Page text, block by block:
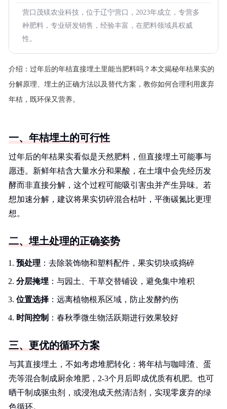
营口茂镁农业科技，位于辽宁营口，2023年成立，专营多
种肥料，专业研发销售，经验丰富，在肥料领域具权威
性。
介绍： 过年后的年桔直接埋土里能当肥料吗？本文揭秘年桔果实的
分解原理、埋土的正确方法以及替代方案，教你如何合理利用废弃
年桔，既环保又营养。
一、年桔埋土的可行性
过年后的年桔果实看似是天然肥料，但直接埋土可能事与
愿违。新鲜年桔含大量水分和果酸，在土壤中会先经历发
酵而非直接分解，这个过程可能吸引害虫并产生异味。若
想加速分解，建议将果实切碎混合枯叶，平衡碳氮比更理
想。
二、埋土处理的正确姿势
预处理 ：去除装饰物和塑料配件，果实切块或捣碎
分层掩埋 ：与园土、干草交替铺设，避免集中堆积
位置选择 ：远离植物根系区域，防止发酵灼伤
时间控制 ：春秋季微生物活跃期进行效果较好
三、更优的循环方案
与其直接埋土，不如考虑堆肥转化：将年桔与咖啡渣、蛋
壳等混合制成厨余堆肥，2-3个月后即成优质有机肥。也可
晒干制成驱虫剂，或浸泡成天然清洁剂，实现零废弃的绿
色循环。